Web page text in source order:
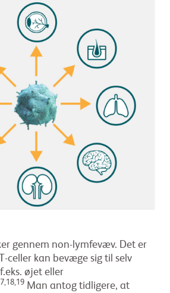
gennem non-lymfevæv. Det er
celler kan bevæge sig til selv
øjet eller
Man antog tidligere, at